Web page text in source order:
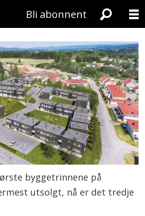
Bli abonnent
byggetrinnene på
utsolgt, nå er det tredje